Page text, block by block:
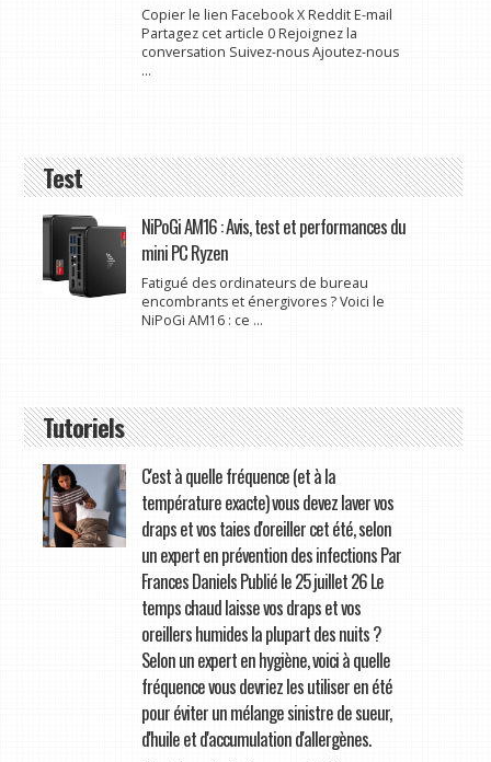
Copier le lien Facebook X Reddit E-mail
Partagez cet article 0 Rejoignez la
conversation Suivez-nous Ajoutez-nous
...
Test
NiPoGi AM16 : Avis, test et performances du
mini PC Ryzen
Fatigué des ordinateurs de bureau
encombrants et énergivores ? Voici le
NiPoGi AM16 : ce ...
Tutoriels
C'est à quelle fréquence (et à la
température exacte) vous devez laver vos
draps et vos taies d'oreiller cet été, selon
un expert en prévention des infections Par
Frances Daniels Publié le 25 juillet 26 Le
temps chaud laisse vos draps et vos
oreillers humides la plupart des nuits ?
Selon un expert en hygiène, voici à quelle
fréquence vous devriez les utiliser en été
pour éviter un mélange sinistre de sueur,
d'huile et d'accumulation d'allergènes.